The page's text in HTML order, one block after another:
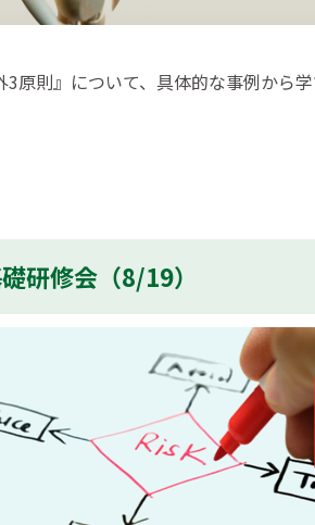
原則』について、具体的な事例から学
研修会（8/19）